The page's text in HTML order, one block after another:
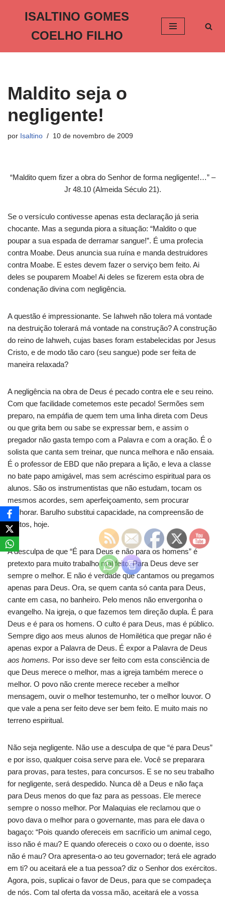
o
ISALTINO GOMES
COELHO FILHO
Maldito seja o
negligente!
por Isaltino 10 de novembro de 2009
“Maldito quem fizer a obra do Senhor de forma negligente!…” –
Jr 48.10 (Almeida Século 21).
Se o versículo contivesse apenas esta declaração já seria
chocante. Mas a segunda piora a situação: “Maldito o que
poupar a sua espada de derramar sangue!”. É uma profecia
contra Moabe. Deus anuncia sua ruína e manda destruidores
contra Moabe. E estes devem fazer o serviço bem feito. Ai
deles se pouparem Moabe! Ai deles se fizerem esta obra de
condenação divina com negligência.
A questão é impressionante. Se Iahweh não tolera má vontade
na destruição tolerará má vontade na construção? A construção
do reino de Iahweh, cujas bases foram estabelecidas por Jesus
Cristo, e de modo tão caro (seu sangue) pode ser feita de
maneira relaxada?
A negligência na obra de Deus é pecado contra ele e seu reino.
Com que facilidade cometemos este pecado! Sermões sem
preparo, na empáfia de quem tem uma linha direta com Deus
ou que grita bem ou sabe se expressar bem, e assim o
pregador não gasta tempo com a Palavra e com a oração. É o
solista que canta sem treinar, que nunca melhora e não ensaia.
É o professor de EBD que não prepara a lição, e leva a classe
no bate papo amigável, mas sem acréscimo espiritual para os
alunos. São os instrumentistas que não estudam, tocam os
mesmos acordes, sem aperfeiçoamento, sem procurar
melhorar. Barulho substitui capacidade, na compreensão de
muitos, hoje.
A desculpa de que “É para Deus e não para os homens” é
pretexto para muito trabalho mal feito. Para Deus deve ser
sempre o melhor. E não é verdade que cantamos ou pregamos
apenas para Deus. Ora, se quem canta só canta para Deus,
cante em casa, no banheiro. Pelo menos não envergonha o
evangelho. Na igreja, o que fazemos tem direção dupla. É para
Deus e é para os homens. O culto é para Deus, mas é público.
Sempre digo aos meus alunos de Homilética que pregar não é
apenas expor a Palavra de Deus. É expor a Palavra de Deus
aos homens. Por isso deve ser feito com esta consciência de
que Deus merece o melhor, mas a igreja também merece o
melhor. O povo não crente merece receber a melhor
mensagem, ouvir o melhor testemunho, ter o melhor louvor. O
que vale a pena ser feito deve ser bem feito. E muito mais no
terreno espiritual.
Não seja negligente. Não use a desculpa de que “é para Deus”
e por isso, qualquer coisa serve para ele. Você se preparara
para provas, para testes, para concursos. E se no seu trabalho
for negligente, será despedido. Nunca dê a Deus e não faça
para Deus menos do que faz para as pessoas. Ele merece
sempre o nosso melhor. Por Malaquias ele reclamou que o
povo dava o melhor para o governante, mas para ele dava o
bagaço: “Pois quando ofereceis em sacrifício um animal cego,
isso não é mau? E quando ofereceis o coxo ou o doente, isso
não é mau? Ora apresenta-o ao teu governador; terá ele agrado
em ti? ou aceitará ele a tua pessoa? diz o Senhor dos exércitos.
Agora, pois, suplicai o favor de Deus, para que se compadeça
de nós. Com tal oferta da vossa mão, aceitará ele a vossa